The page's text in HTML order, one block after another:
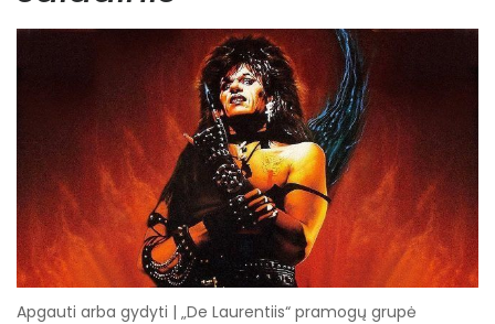
Apgauti arba gydyti | „De Laurentiis“ pramogų grupė